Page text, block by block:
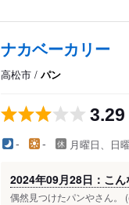
ナカベーカリー
高松市 / パン
3.29
- - 月曜日、日
2024年09月28日：こん
偶然見つけたパンやさ